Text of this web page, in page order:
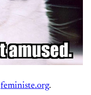
feministe.org.